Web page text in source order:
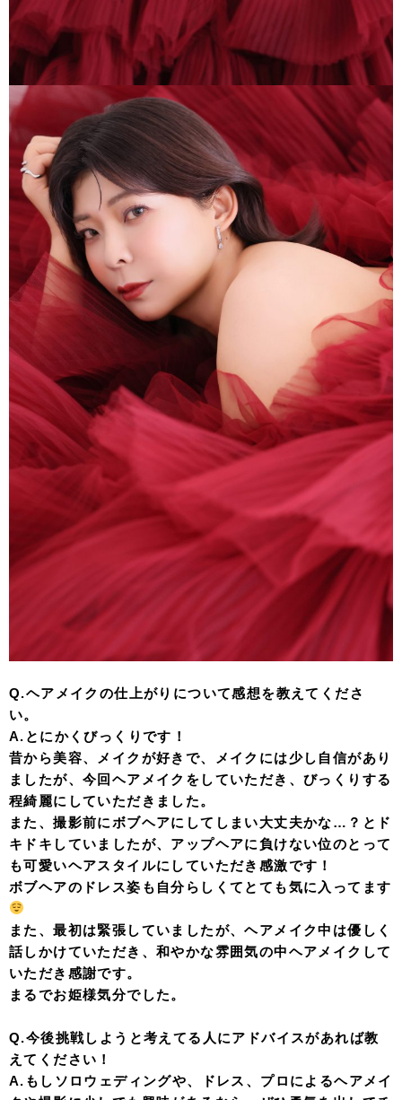
Q.ヘアメイクの仕上がりについて感想を教えてくださ
い。
A.とにかくびっくりです！
昔から美容、メイクが好きで、メイクには少し自信があり
ましたが、今回ヘアメイクをしていただき、びっくりする
程綺麗にしていただきました。
また、撮影前にボブヘアにしてしまい大丈夫かな…？とド
キドキしていましたが、アップヘアに負けない位のとって
も可愛いヘアスタイルにしていただき感激です！
ボブヘアのドレス姿も自分らしくてとても気に入ってます
また、最初は緊張していましたが、ヘアメイク中は優しく
話しかけていただき、和やかな雰囲気の中ヘアメイクして
いただき感謝です。
まるでお姫様気分でした。
Q.今後挑戦しようと考えてる人にアドバイスがあれば教
えてください！
A.もしソロウェディングや、ドレス、プロによるヘアメイ